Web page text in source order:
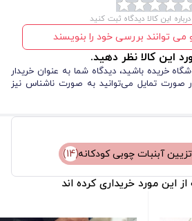
این کالا دیدگاه ثبت کنید
می توانند بررسی خود را بنویسند
این کالا نظر دهید.
خریده باشید، دیدگاه شما به عنوان خریدار
تمایل می‌توانید به صورت ناشناس نیز
تزیین آبنبات چوبی کودکانه(14)
این مورد خریداری کرده اند